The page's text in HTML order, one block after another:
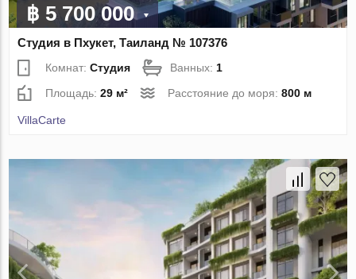
฿ 5 700 000
Студия в Пхукет, Таиланд № 107376
Комнат:Студия Ванных: 1
Площадь:29 м² Расстояние до моря:800 м
VillaСarte